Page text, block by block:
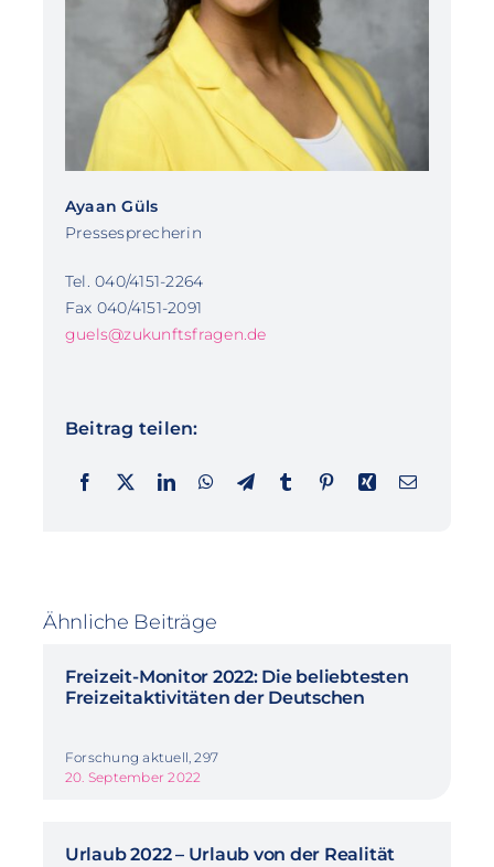
Ayaan Güls
Pressesprecherin
Tel. 040/4151-2264
Fax 040/4151-2091
guels@zukunftsfragen.de
Beitrag teilen:
Ähnliche Beiträge
Freizeit-Monitor 2022: Die beliebtesten
Freizeitaktivitäten der Deutschen
Forschung aktuell, 297
20. September 2022
Urlaub 2022 – Urlaub von der Realität